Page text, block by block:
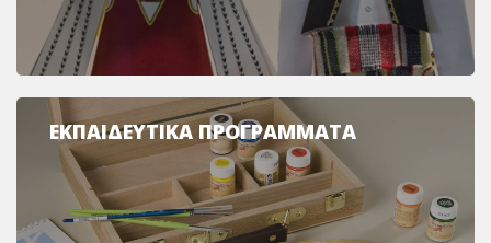
ΕΚΠΑΙΔΕΥΤΙΚΑ ΠΡΟΓΡΑΜΜΑΤΑ